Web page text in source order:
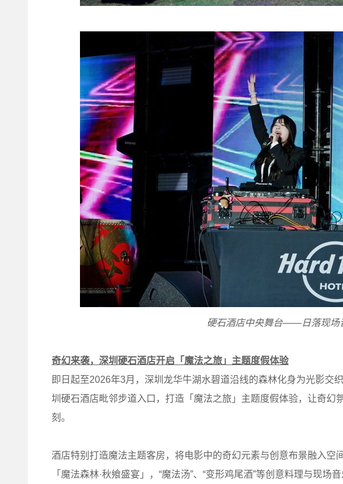
硬石酒店中央舞台——日落现场
奇幻来袭，深圳硬石酒店开启「魔法之旅」主题度假体验
即日起至2026年3月，深圳龙华牛湖水碧道沿线的森林化身为光影交
圳硬石酒店毗邻步道入口，打造「魔法之旅」主题度假体验，让奇幻
刻。
酒店特别打造魔法主题客房，将电影中的奇幻元素与创意布景融入空
「魔法森林·秋飨盛宴」，“魔法汤”、“变形鸡尾酒”等创意料理与现